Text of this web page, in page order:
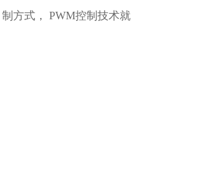
制方式， PWM控制技术就